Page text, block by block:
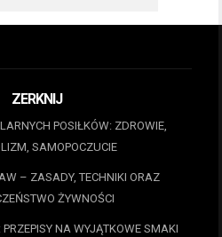
ZERKNIJ
POSIŁKÓW: ZDROWIE,
SAMOPOCZUCIE
– ZASADY, TECHNIKI ORAZ
ŻYWNOŚCI
NA WYJĄTKOWE SMAKI